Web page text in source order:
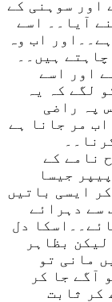
اور سوہنی کے
آیا۔۔ اسے
اب وہ
ہیں۔۔
اور اسے
لگے کہ یہ
پہ راضی
مر جانا ہے
نامے کے
جیسا
ایسی باتیں
سے دہرائے
دل
بظاہر
مانی تو
آگے جا کر
کر ثابت